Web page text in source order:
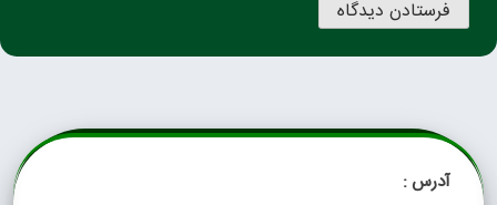
آدرس :